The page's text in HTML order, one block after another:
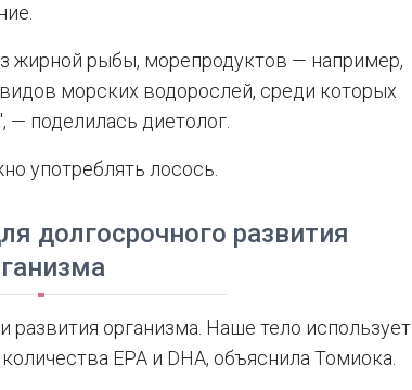
жирной рыбы, морепродуктов — например,
морских водорослей, среди которых
— поделилась диетолог.
употреблять лосось.
долгосрочного развития
развития организма. Наше тело использует
EPA и DHA, объяснила Томиока.